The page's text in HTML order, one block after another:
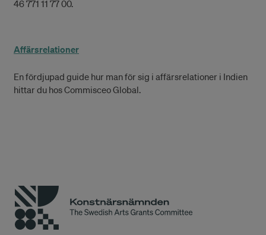
46 771 11 77 00.
Affärsrelationer
En fördjupad guide hur man för sig i affärsrelationer i Indien
hittar du hos Commisceo Global.